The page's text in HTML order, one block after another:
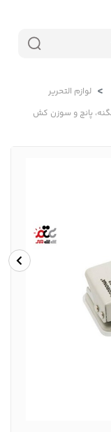
لوازم التحریر
پانچ و سوزن کش